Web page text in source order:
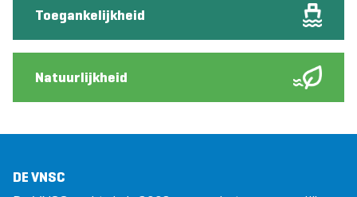
Toegankelijkheid
Natuurlijkheid
DE VNSC